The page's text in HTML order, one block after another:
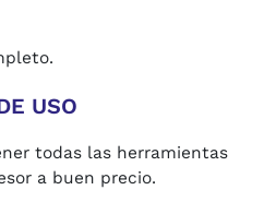
USO
todas las herramientas
a buen precio.